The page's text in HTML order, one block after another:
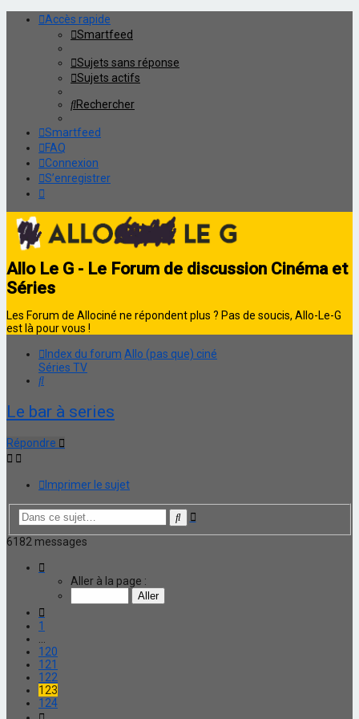
Accès rapide
Smartfeed
Sujets sans réponse
Sujets actifs
Rechercher
Smartfeed
FAQ
Connexion
S’enregistrer
Allo Le G - Le Forum de discussion Cinéma et
Séries
Les Forum de Allociné ne répondent plus ? Pas de soucis, Allo-Le-G
est là pour vous !
Index du forum Allo (pas que) ciné
Séries TV
Rechercher
Le bar à series
Répondre
Imprimer le sujet
Rechercher
Recherche
6182 messages
123
Aller à la page :
1
120
121
122
123
124